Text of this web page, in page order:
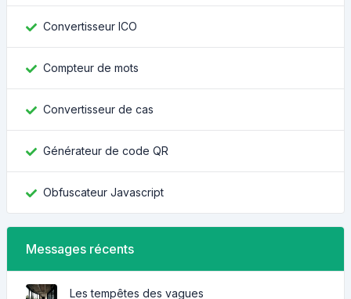
Convertisseur ICO
Compteur de mots
Convertisseur de cas
Générateur de code QR
Obfuscateur Javascript
Messages récents
Les tempêtes des vagues